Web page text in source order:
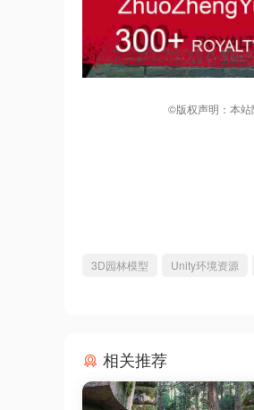
©版权声明：本站
3D园林模型 Unity环境资源
相关推荐